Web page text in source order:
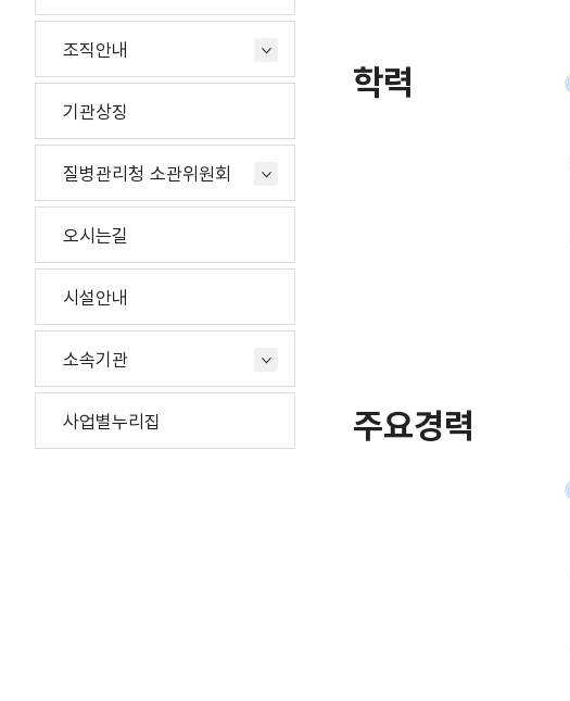
조직안내
기관상징
질병관리청 소관위원회
오시는길
시설안내
소속기관
사업별누리집
학력
주요경력